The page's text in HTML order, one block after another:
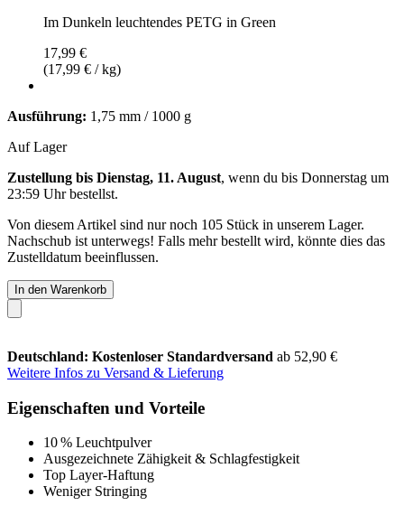
Im Dunkeln leuchtendes PETG in Green
17,99 €
(17,99 € / kg)
Ausführung: 1,75 mm / 1000 g
Auf Lager
Zustellung bis Dienstag, 11. August, wenn du bis Donnerstag um
23:59 Uhrbestellst.
Von diesem Artikel sind nur noch 105 Stück in unserem Lager.
Nachschub ist unterwegs! Falls mehr bestellt wird, könnte dies das
Zustelldatum beeinflussen.
In den Warenkorb
Deutschland: Kostenloser Standardversand ab 52,90 €
Weitere Infos zu Versand & Lieferung
Eigenschaften und Vorteile
10 % Leuchtpulver
Ausgezeichnete Zähigkeit & Schlagfestigkeit
Top Layer-Haftung
Weniger Stringing